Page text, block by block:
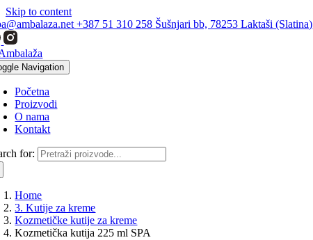
Skip to content
+387 51 310 258 Šušnjari bb, 78253 Laktaši (Slatina)
Navigation
Početna
Proizvodi
O nama
Kontakt
for:
Home
3. Kutije za kreme
Kozmetičke kutije za kreme
Kozmetička kutija 225 ml SPA